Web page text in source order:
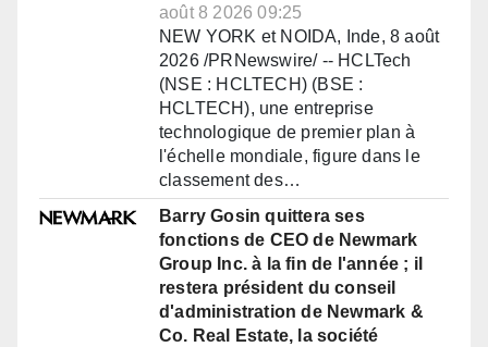
août 8 2026 09:25
NEW YORK et NOIDA, Inde, 8 août
2026 /PRNewswire/ -- HCLTech
(NSE : HCLTECH) (BSE :
HCLTECH), une entreprise
technologique de premier plan à
l'échelle mondiale, figure dans le
classement des…
Barry Gosin quittera ses
fonctions de CEO de Newmark
Group Inc. à la fin de l'année ; il
restera président du conseil
d'administration de Newmark &
Co. Real Estate, la société